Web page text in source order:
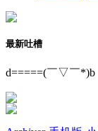
最新吐槽
d=====(￣▽￣*)b